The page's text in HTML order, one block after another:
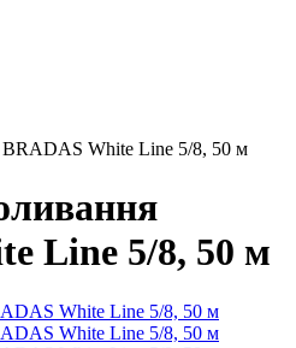
White Line 5/8, 50 м
Line 5/8, 50 м